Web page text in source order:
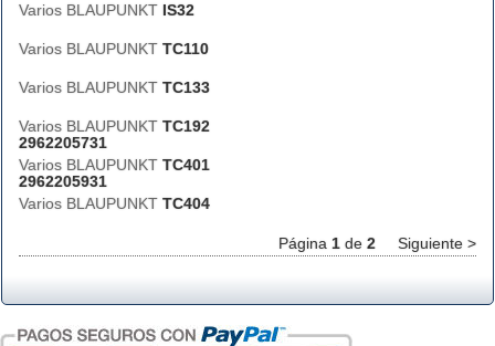
Varios BLAUPUNKT IS32
Varios BLAUPUNKT TC110
Varios BLAUPUNKT TC133
Varios BLAUPUNKT TC192
2962205731
Varios BLAUPUNKT TC401
2962205931
Varios BLAUPUNKT TC404
Página 1 de 2 Siguiente >